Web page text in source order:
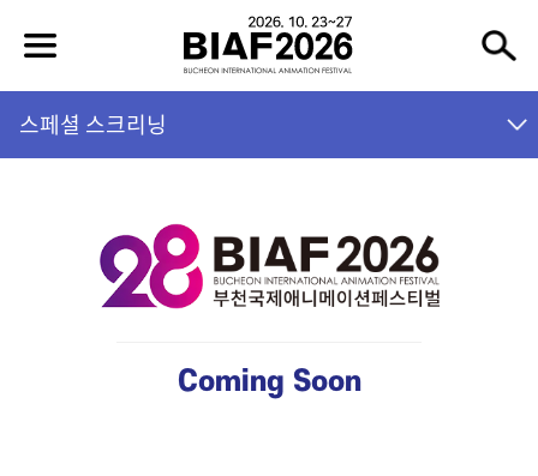
스페셜 스크리닝
Coming Soon